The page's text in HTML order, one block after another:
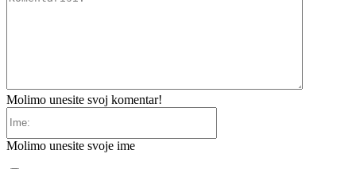
Molimo unesite svoj komentar!
Molimo unesite svoje ime